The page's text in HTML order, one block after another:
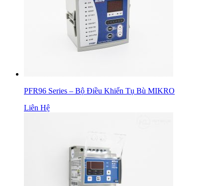
PFR96 Series – Bộ Điều Khiển Tụ Bù MIKRO
Liên Hệ